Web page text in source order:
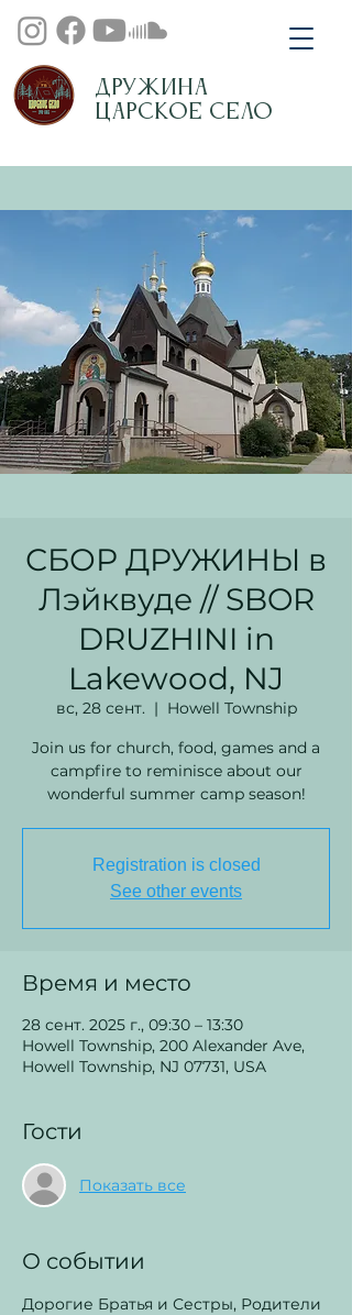
Дружина
Царское Село
СБОР ДРУЖИНЫ в
Лэйквуде // SBOR
DRUZHINI in
Lakewood, NJ
вс, 28 сент.
  |
Howell Township
Join us for church, food, games and a
campfire to reminisce about our
wonderful summer camp season!
Registration is closed
See other events
Время и место
28 сент. 2025 г., 09:30 – 13:30
Howell Township, 200 Alexander Ave,
Howell Township, NJ 07731, USA
Гости
Показать все
О событии
Дорогие Братья и Сестры, Родители